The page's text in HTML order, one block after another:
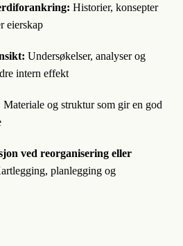
Historier, konsepter
eierskap
Undersøkelser, analyser og
intern effekt
Materiale og struktur som gir en god
ved reorganisering eller
planlegging og